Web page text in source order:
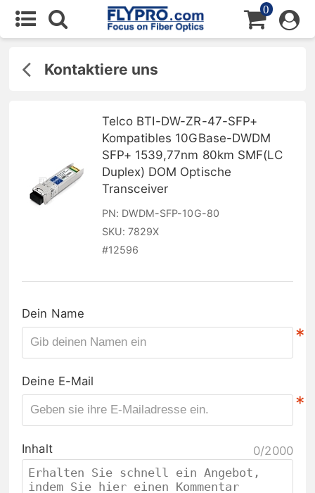
0
Kontaktiere uns
Telco BTI-DW-ZR-47-SFP+
Kompatibles 10GBase-DWDM
SFP+ 1539,77nm 80km SMF(LC
Duplex) DOM Optische
Transceiver
PN: DWDM-SFP-10G-80
SKU: 7829X
#12596
Dein Name
*
Deine E-Mail
*
Inhalt 0/2000